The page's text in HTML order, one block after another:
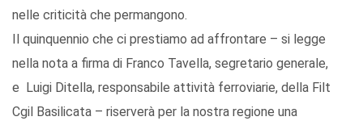
nelle criticità che permangono.
Il quinquennio che ci prestiamo ad affrontare – si legge
nella nota a firma di Franco Tavella, segretario generale,
e Luigi Ditella, responsabile attività ferroviarie, della Filt
Cgil Basilicata – riserverà per la nostra regione una